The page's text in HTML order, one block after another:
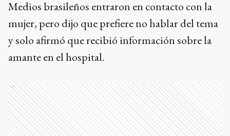
Medios brasileños entraron en contacto con la
mujer, pero dijo que prefiere no hablar del tema
y solo afirmó que recibió información sobre la
amante en el hospital.
Ads